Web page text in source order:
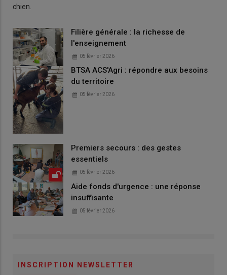
chien.
Filière générale : la richesse de
l'enseignement
05 février 2026
BTSA ACS'Agri : répondre aux besoins
du territoire
05 février 2026
Premiers secours : des gestes
essentiels
05 février 2026
Aide fonds d'urgence : une réponse
insuffisante
05 février 2026
INSCRIPTION NEWSLETTER